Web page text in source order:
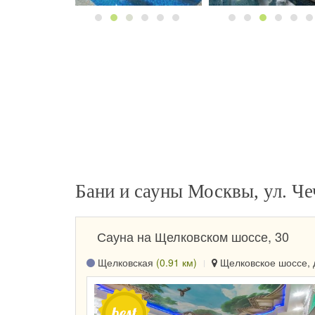
Бани и сауны Москвы, ул.
Сауна на Щелковском шоссе, 30
Щелковская (0.91 км) Щелковское